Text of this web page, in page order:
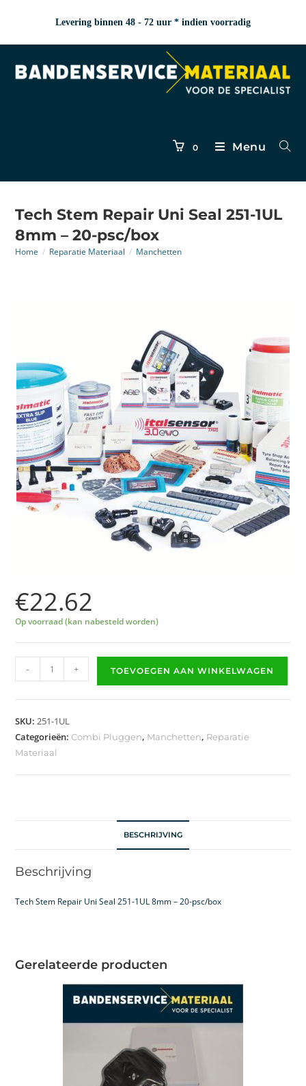
Levering binnen 48 - 72 uur * indien voorradig
0 Menu
Tech Stem Repair Uni Seal 251-1UL
8mm – 20-psc/box
Home / Reparatie Materiaal / Manchetten
€22.62
Op voorraad (kan nabesteld worden)
- + TOEVOEGEN AAN WINKELWAGEN
SKU:251-1UL
Categorieën:Combi Pluggen, Manchetten, Reparatie
Materiaal
BESCHRIJVING
Beschrijving
Tech Stem Repair Uni Seal 251-1UL 8mm – 20-psc/box
Gerelateerde producten